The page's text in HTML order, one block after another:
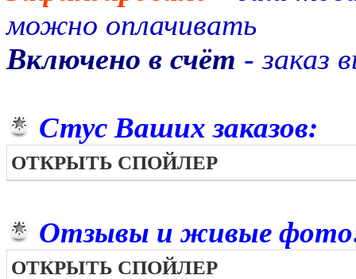
можно оплачивать
Включено в счёт - заказ
Стус Ваших заказов:
ОТКРЫТЬ СПОЙЛЕР
Отзывы и живые
ОТКРЫТЬ СПОЙЛЕР